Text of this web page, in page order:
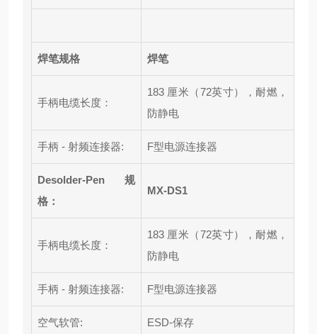
焊笔规格 焊笔
手柄电缆长度：
183 厘米（72英寸），耐燃，
防静电
手柄 - 射频连接器: F型电源连接器
Desolder-Pen 规
格：
MX-DS1
手柄电缆长度：
183 厘米（72英寸），耐燃，
防静电
手柄 - 射频连接器: F型电源连接器
空气软管: ESD-保存